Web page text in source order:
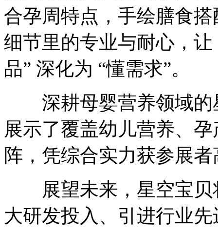
合孕周特点，手绘膳食
细节里的专业与耐心，让
品” 深化为 “懂需求”。
深耕母婴营养领域的
展示了覆盖幼儿营养、
阵，凭综合实力获参展
展望未来，星空宝贝
大研发投入、引进行业